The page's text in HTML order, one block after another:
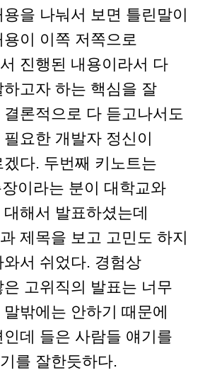
을 나눠서 보면 틀린말이
이 이쪽 저쪽으로
진행된 내용이라서 다
고자 하는 핵심을 잘
론적으로 다 듣고나서도
요한 개발자 정신이
다. 두번째 키노트는
이라는 분이 대학교와
해서 발표하셨는데
제목을 보고 고민도 하지
서 쉬었다. 경험상
고위직의 발표는 너무
밖에는 안하기 때문에
데 들은 사람들 얘기를
를 잘한듯하다.